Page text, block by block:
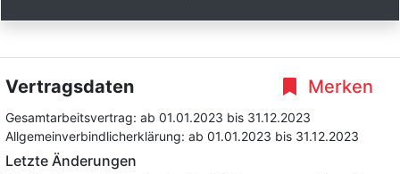
Merken
Vertragsdaten
Gesamtarbeitsvertrag: ab 01.01.2023 bis 31.12.2023
Allgemeinverbindlicherklärung: ab 01.01.2023 bis 31.12.2023
Letzte Änderungen